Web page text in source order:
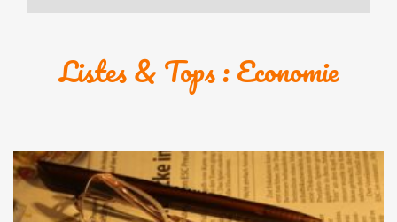
Listes & Tops : Economie